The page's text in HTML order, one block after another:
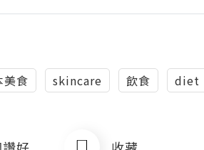
美食 skincare 飲食 diet